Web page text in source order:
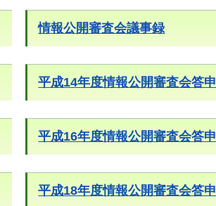
情報公開審査会議事録
平成14年度情報公開審査会答申
平成16年度情報公開審査会答申
平成18年度情報公開審査会答申